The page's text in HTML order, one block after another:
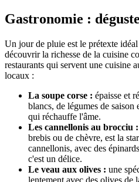
Gastronomie :
Un jour de pluie est le prétexte
découvrir la richesse de la cuisine
restaurants qui servent une cuisine
locaux :
La soupe corse : épaisse et
blancs, de légumes de
qui réchauffe l'âme.
Les cannellonis au brocciu :
brebis ou de chèvre, est la
cannellonis, avec des
c'est un délice.
Le veau aux olives : une
lentement avec des olives de